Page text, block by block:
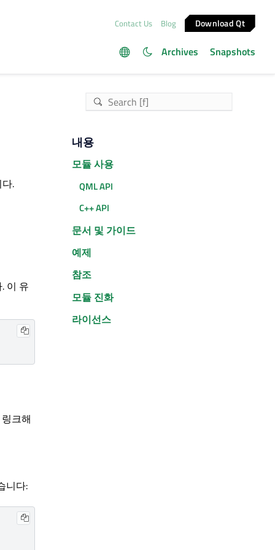
Contact Us Blog Download Qt
Archives Snapshots
.
이 유
크해
니다:
내용
모듈 사용
QML API
C++ API
문서 및 가이드
예제
참조
모듈 진화
라이선스